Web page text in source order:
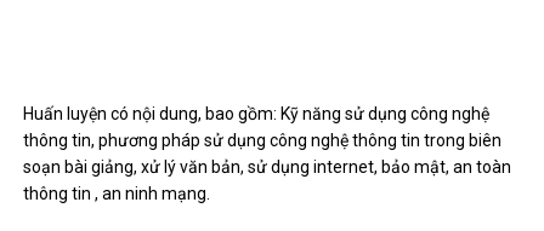
Huấn luyện có nội dung, bao gồm: Kỹ năng sử dụng công nghệ
thông tin, phương pháp sử dụng công nghệ thông tin trong biên
soạn bài giảng, xử lý văn bản, sử dụng internet, bảo mật, an toàn
thông tin , an ninh mạng.